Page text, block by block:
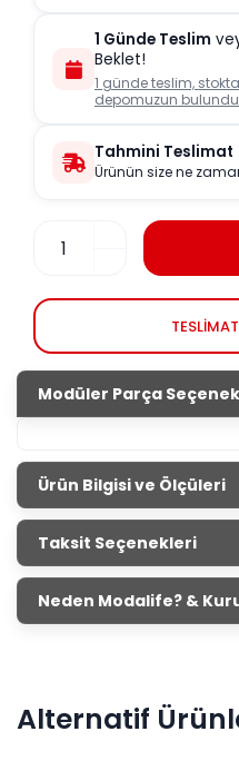
1 Günde Teslim
Beklet!
1 günde teslim,
depomuzun
Tahmini Teslimat
Ürünün size ne
Modüler Parça
Ürün Bilgisi ve Ölçüleri
Avrupa
Ürün Ölçüleri
Üst Modül
182
televizyon ünitesi geniş
Avrupa televizyon
Taksit Seçenekleri
Neden Modalife? &
Alternatif